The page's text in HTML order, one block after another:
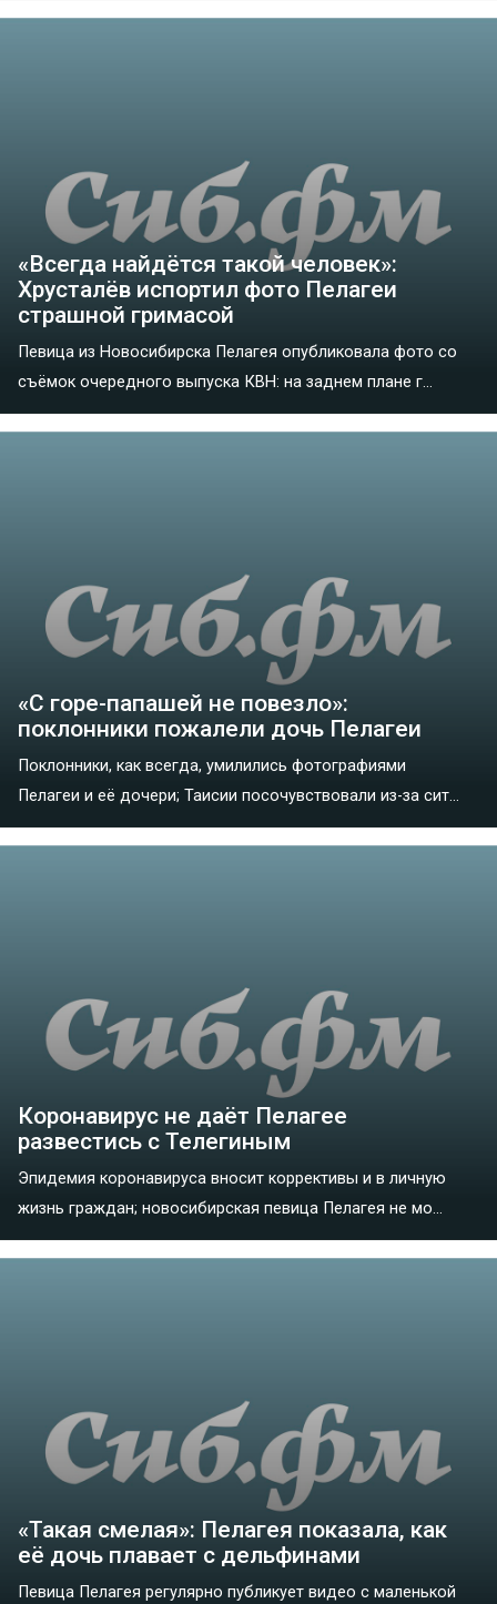
«Всегда найдётся такой человек»:
Хрусталёв испортил фото Пелагеи
страшной гримасой
Певица из Новосибирска Пелагея опубликовала фото со
съёмок очередного выпуска КВН: на заднем плане г...
«С горе-папашей не повезло»:
поклонники пожалели дочь Пелагеи
Поклонники, как всегда, умилились фотографиями
Пелагеи и её дочери; Таисии посочувствовали из-за сит...
Коронавирус не даёт Пелагее
развестись с Телегиным
Эпидемия коронавируса вносит коррективы и в личную
жизнь граждан; новосибирская певица Пелагея не мо...
«Такая смелая»: Пелагея показала, как
её дочь плавает с дельфинами
Певица Пелагея регулярно публикует видео с маленькой